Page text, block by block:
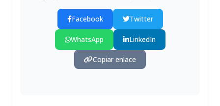
Facebook Twitter
WhatsApp LinkedIn
Copiar enlace